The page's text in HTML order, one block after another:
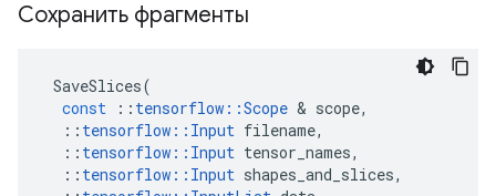
Сохранить фрагменты
SaveSlices(
const
:: tensorflow ::Scope & scope,
:: tensorflow :: Input filename,
:: tensorflow :: Input tensor_names,
:: tensorflow :: Input shapes_and_slices,